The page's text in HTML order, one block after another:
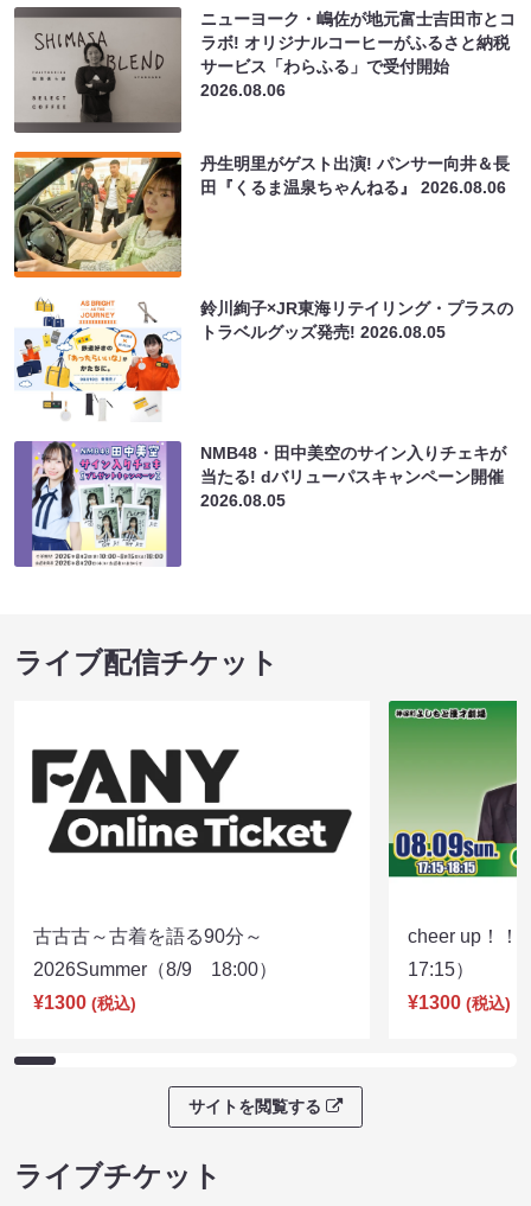
ニューヨーク・嶋佐が地元富士吉田市とコ
ラボ! オリジナルコーヒーがふるさと納税
サービス「わらふる」で受付開始
2026.08.06
丹生明里がゲスト出演! パンサー向井＆長
田『くるま温泉ちゃんねる』2026.08.06
鈴川絢子×JR東海リテイリング・プラスの
トラベルグッズ発売!2026.08.05
NMB48・田中美空のサイン入りチェキが
当たる! dバリューパスキャンペーン開催
2026.08.05
ライブ配信チケット
古古古～古着を語る90分～
2026Summer（8/9 18:00）
¥1300 (税込)
cheer up！
17:15）
¥1300 (税込)
サイトを閲覧する
ライブチケット